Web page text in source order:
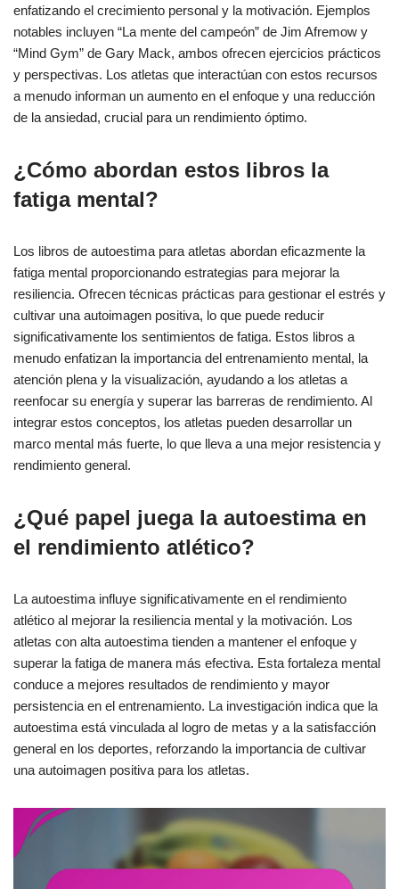
enfatizando el crecimiento personal y la motivación. Ejemplos
notables incluyen “La mente del campeón” de Jim Afremow y
“Mind Gym” de Gary Mack, ambos ofrecen ejercicios prácticos
y perspectivas. Los atletas que interactúan con estos recursos
a menudo informan un aumento en el enfoque y una reducción
de la ansiedad, crucial para un rendimiento óptimo.
¿Cómo abordan estos libros la
fatiga mental?
Los libros de autoestima para atletas abordan eficazmente la
fatiga mental proporcionando estrategias para mejorar la
resiliencia. Ofrecen técnicas prácticas para gestionar el estrés y
cultivar una autoimagen positiva, lo que puede reducir
significativamente los sentimientos de fatiga. Estos libros a
menudo enfatizan la importancia del entrenamiento mental, la
atención plena y la visualización, ayudando a los atletas a
reenfocar su energía y superar las barreras de rendimiento. Al
integrar estos conceptos, los atletas pueden desarrollar un
marco mental más fuerte, lo que lleva a una mejor resistencia y
rendimiento general.
¿Qué papel juega la autoestima en
el rendimiento atlético?
La autoestima influye significativamente en el rendimiento
atlético al mejorar la resiliencia mental y la motivación. Los
atletas con alta autoestima tienden a mantener el enfoque y
superar la fatiga de manera más efectiva. Esta fortaleza mental
conduce a mejores resultados de rendimiento y mayor
persistencia en el entrenamiento. La investigación indica que la
autoestima está vinculada al logro de metas y a la satisfacción
general en los deportes, reforzando la importancia de cultivar
una autoimagen positiva para los atletas.